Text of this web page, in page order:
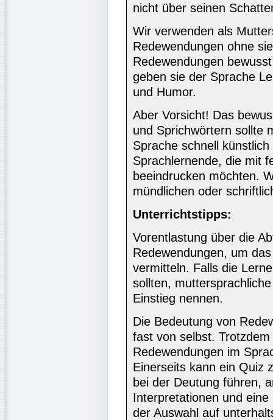
nicht über seinen
Wir verwenden als
Redewendungen ohne
Redewendungen
geben sie der Sprache
und Humor.
Aber Vorsicht! Das
und Sprichwörtern sollte
Sprache schnell
Sprachlernende, die mit
beeindrucken möchten.
mündlichen oder
Unterrichtstipps:
Vorentlastung über die
Redewendungen, um
vermitteln. Falls die
sollten,
Einstieg nennen.
Die Bedeutung von
fast von selbst.
Redewendungen im
Einerseits kann ein Quiz
bei der Deutung führen,
Interpretationen und
der Auswahl auf